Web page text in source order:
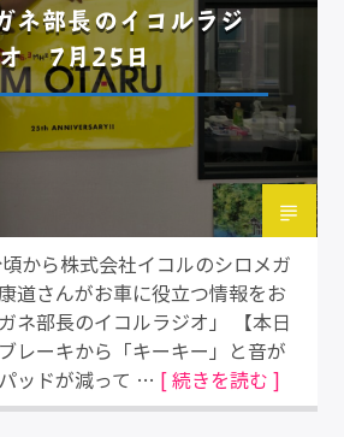
ネ部長のイコルラジ
7月25日
から株式会社イコルのシロメガ
道さんがお車に役立つ情報をお
ネ部長のイコルラジオ」 【本日
レーキから「キーキー」と音が
ッドが減って … [ 続きを読む ]